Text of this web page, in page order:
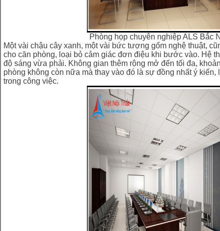
Phòng họp chuyên nghiệp ALS Bắc
Một vài chậu cây xanh, một vài bức tượng gốm nghệ thuật,
cho căn phòng, loại bỏ cảm giác đơn điệu khi bước vào. Hệ
độ sáng vừa phải. Không gian thêm rộng mở đến tối đa,
phòng không còn nữa mà thay vào đó là sự đồng nhất ý kiến,
trong công việc.